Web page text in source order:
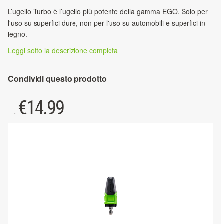
L’ugello Turbo è l’ugello più potente della gamma EGO. Solo per
l'uso su superfici dure, non per l'uso su automobili e superfici in
legno.
Leggi sotto la descrizione completa
Condividi questo prodotto
. €14.99